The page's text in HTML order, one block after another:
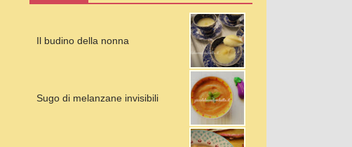
Il budino della nonna
Sugo di melanzane invisibili